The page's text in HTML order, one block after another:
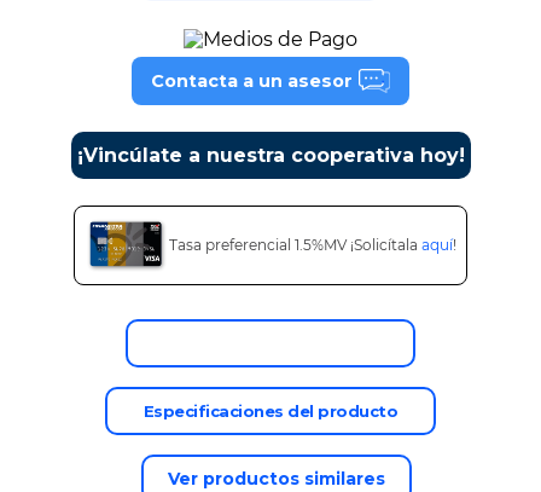
Contacta a un asesor
¡Vincúlate a nuestra cooperativa hoy!
Tasa preferencial 1.5%MV ¡Solicítala aquí!
Especificaciones del producto
Ver productos similares
10. alexa echo dot 5